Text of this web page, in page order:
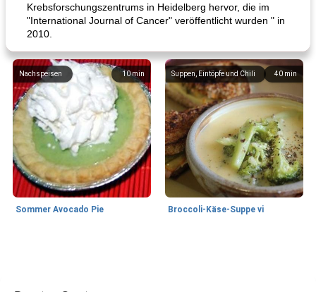
Krebsforschungszentrums in Heidelberg hervor, die im
"International Journal of Cancer" veröffentlicht wurden " in
2010.
10min
Nachspeisen
Sommer Avocado Pie
40 min
Suppen, Eintöpfe und Chili
Broccoli-Käse-Suppe vi